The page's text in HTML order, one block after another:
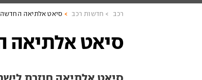
רכב חדשות רכב סיאט אלתיאה
סיאט אלתיאה